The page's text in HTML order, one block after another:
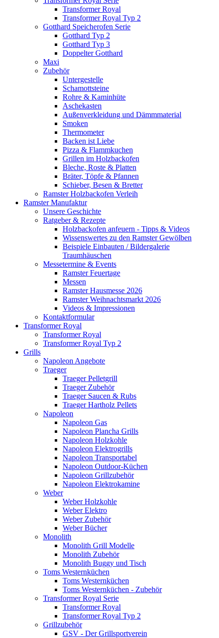
Transformer Royal
Transformer Royal Typ 2
Gotthard Speicherofen Serie
Gotthard Typ 2
Gotthard Typ 3
Doppelter Gotthard
Maxi
Zubehör
Untergestelle
Schamottsteine
Rohre & Kaminhüte
Aschekasten
Außenverkleidung und Dämmmaterial
Smoken
Thermometer
Backen ist Liebe
Pizza & Flammkuchen
Grillen im Holzbackofen
Bleche, Roste & Platten
Bräter, Töpfe & Pfannen
Schieber, Besen & Bretter
Ramster Holzbackofen Verleih
Ramster Manufaktur
Unsere Geschichte
Ratgeber & Rezepte
Holzbackofen anfeuern - Tipps & Videos
Wissenswertes zu den Ramster Gewölben
Beispiele Einbauten / Bildergalerie
Traumhäuschen
Messetermine & Events
Ramster Feuertage
Messen
Ramster Hausmesse 2026
Ramster Weihnachtsmarkt 2026
Videos & Impressionen
Kontaktformular
Transformer Royal
Transformer Royal
Transformer Royal Typ 2
Grills
Napoleon Angebote
Traeger
Traeger Pelletgrill
Traeger Zubehör
Traeger Saucen & Rubs
Traeger Hartholz Pellets
Napoleon
Napoleon Gas
Napoleon Plancha Grills
Napoleon Holzkohle
Napoleon Elektrogrills
Napoleon Transportabel
Napoleon Outdoor-Küchen
Napoleon Grillzubehör
Napoleon Elektrokamine
Weber
Weber Holzkohle
Weber Elektro
Weber Zubehör
Weber Bücher
Monolith
Monolith Grill Modelle
Monolith Zubehör
Monolith Buggy und Tisch
Toms Westernküchen
Toms Westernküchen
Toms Westernküchen - Zubehör
Transformer Royal Serie
Transformer Royal
Transformer Royal Typ 2
Grillzubehör
GSV - Der Grillsportverein